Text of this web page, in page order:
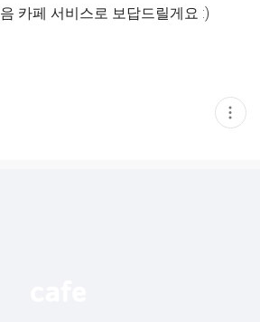
카페 서비스로 보답드릴게요 :)
현
재